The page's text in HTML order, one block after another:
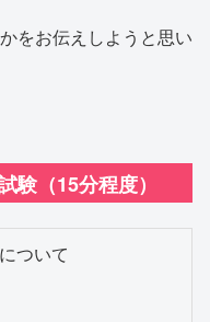
をお伝えしようと思い
験（15分程度）
ついて